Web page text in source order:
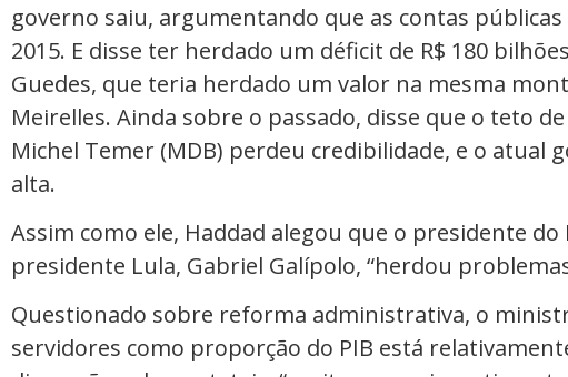
governo saiu, argumentando que as contas
2015. E disse ter herdado um déficit de R$ 180
Guedes, que teria herdado um valor na mesma
Meirelles. Ainda sobre o passado, disse que o teto
Michel Temer (MDB) perdeu credibilidade, e o atual
alta.
Assim como ele, Haddad alegou que o presidente
presidente Lula, Gabriel Galípolo, “herdou
Questionado sobre reforma administrativa, o
servidores como proporção do PIB está